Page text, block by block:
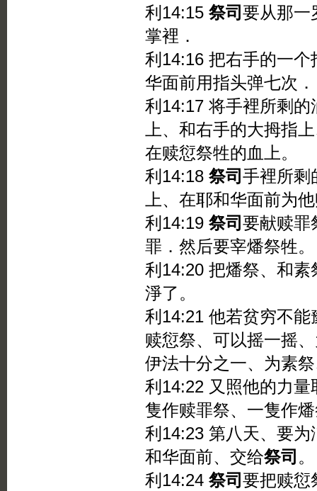
利14:15 祭司要从那一
掌裡．
利14:16 把右手的一
华面前用指头弹七次．
利14:17 将手裡所剩
上、和右手的大拇指
在赎愆祭牲的血上。
利14:18 祭司手裡所剩
上、在耶和华面前为
利14:19 祭司要献赎罪
罪．然后要宰燔祭牲。
利14:20 把燔祭、和
淨了。
利14:21 他若贫穷不
赎愆祭、可以摇一摇
伊法十分之一、为素
利14:22 又照他的力
隻作赎罪祭、一隻作
利14:23 第八天、要
和华面前、交给祭司 。
利14:24 祭司要把赎愆